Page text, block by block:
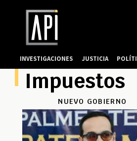
Impuestos
NUEVO GOBIERNO
INVESTIGACIONES JUSTICIA